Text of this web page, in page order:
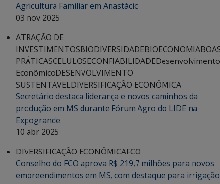
Agricultura Familiar em Anastácio
03 nov 2025
ATRAÇÃO DE
INVESTIMENTOSBIODIVERSIDADEBIOECONOMIA
PRÁTICASCELULOSECONFIABILIDADEDesenvolvimento
EconômicoDESENVOLVIMENTO
SUSTENTÁVELDIVERSIFICAÇÃO ECONÔMICA
Secretário destaca liderança e novos caminhos da
produção em MS durante Fórum Agro do LIDE na
Expogrande
10 abr 2025
DIVERSIFICAÇÃO ECONÔMICAFCO
Conselho do FCO aprova R$ 219,7 milhões para novos
empreendimentos em MS, com destaque para irrigação